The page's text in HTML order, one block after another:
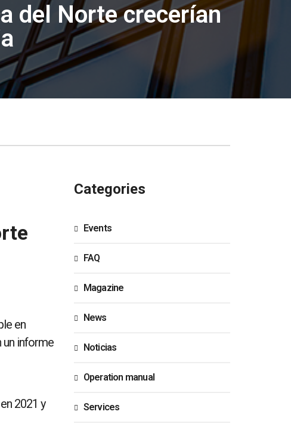
del Norte crecerían
en
un informe
2021 y
Categories
Events
FAQ
Magazine
News
Noticias
Operation manual
Services